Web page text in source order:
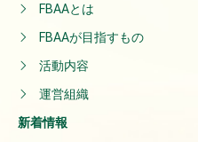
FBAAとは
FBAAが目指すもの
活動内容
運営組織
新着情報